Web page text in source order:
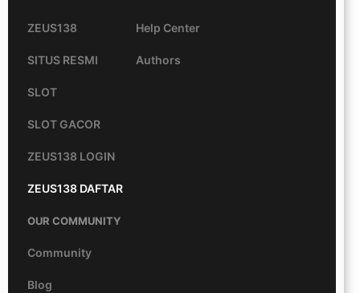
ZEUS138
SITUS RESMI
SLOT
SLOT GACOR
ZEUS138 LOGIN
ZEUS138 DAFTAR
Help Center
Authors
OUR COMMUNITY
Community
Blog